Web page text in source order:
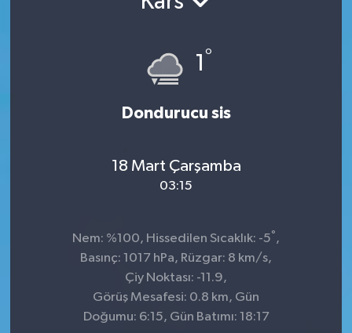
1°
Dondurucu sis
18 Mart Çarşamba
03:15
Nem: %100, Hissedilen Sıcaklık: -5° ,
Basınç: 1017 hPa, Rüzgar: 8 km/s,
Çiy Noktası: -11.9,
Görüş Mesafesi: 0.8 km, Gün
Doğumu: 6:15, Gün Batımı: 18:17